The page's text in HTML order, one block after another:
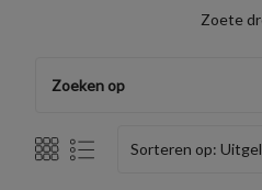
Zoete
Zoeken op
Sorteren op: